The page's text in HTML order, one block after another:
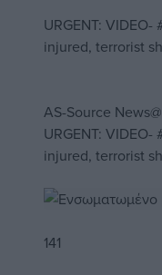
URGENT: VIDEO-
injured, terrorist
AS-Source News
URGENT: VIDEO-
injured, terrorist
141